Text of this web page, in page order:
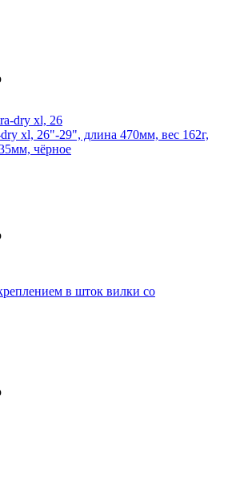
xl, 26"-29", длина 470мм, вес 162г,
чёрное
в шток вилки со